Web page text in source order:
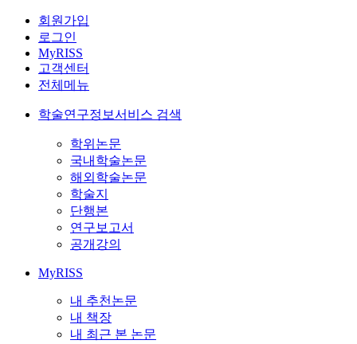
회원가입
로그인
MyRISS
고객센터
전체메뉴
학술연구정보서비스 검색
학위논문
국내학술논문
해외학술논문
학술지
단행본
연구보고서
공개강의
MyRISS
내 추천논문
내 책장
내 최근 본 논문